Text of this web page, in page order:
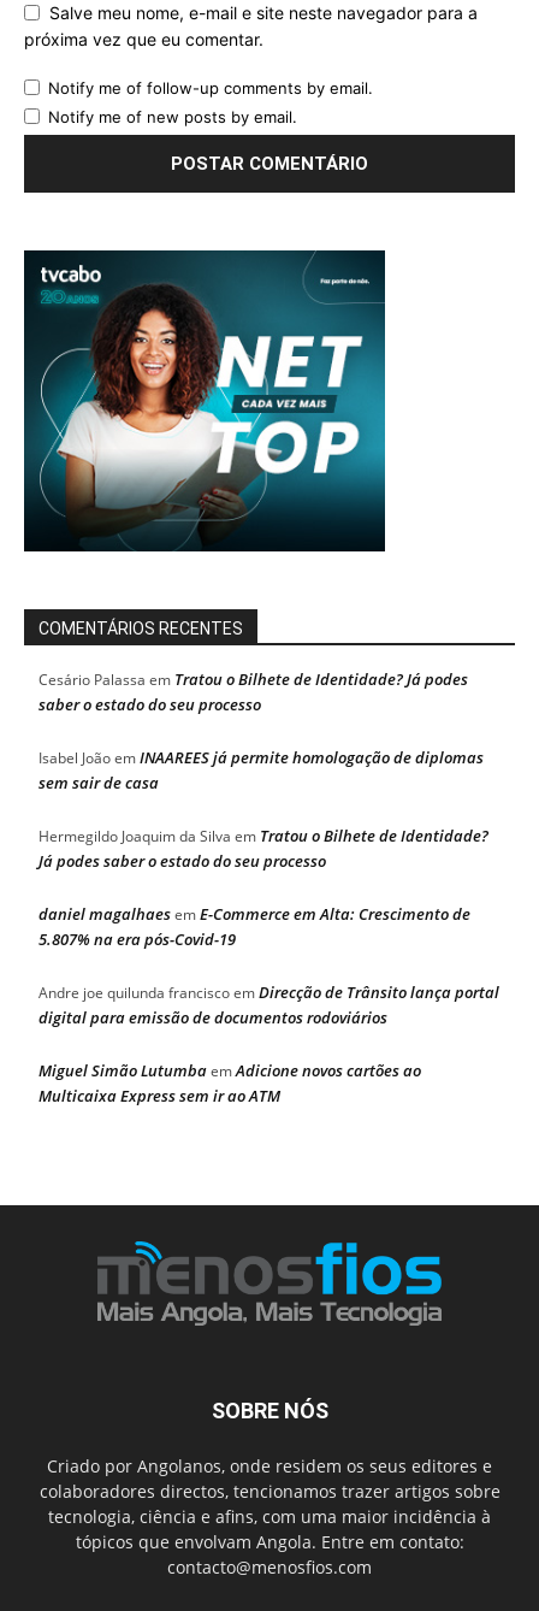
Salve meu nome, e-mail e site neste navegador para a
próxima vez que eu comentar.
Notify me of follow-up comments by email.
Notify me of new posts by email.
COMENTÁRIOS RECENTES
Cesário Palassa em Tratou o Bilhete de Identidade? Já podes
saber o estado do seu processo
Isabel JoãoemINAAREES já permite homologação de diplomas
sem sair de casa
Hermegildo Joaquim da Silva em Tratou o Bilhete de Identidade?
Já podes saber o estado do seu processo
daniel magalhaesemE-Commerce em Alta: Crescimento de
5.807% na era pós-Covid-19
Andre joe quilunda franciscoemDirecção de Trânsito lança portal
digital para emissão de documentos rodoviários
Miguel Simão LutumbaemAdicione novos cartões ao
Multicaixa Express sem ir ao ATM
SOBRE NÓS
Criado por Angolanos, onde residem os seus editores e
colaboradores directos, tencionamos trazer artigos sobre
tecnologia, ciência e afins, com uma maior incidência à
tópicos que envolvam Angola. Entre em contato:
contacto@menosfios.com